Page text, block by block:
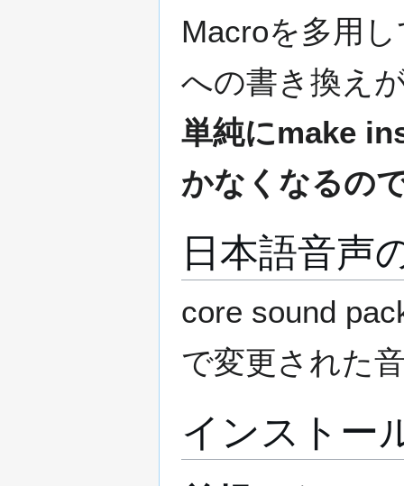
Macroを多用
への書き換え
単純にmake
かなくなるの
日本語音声
core sound
で変更された
インストー